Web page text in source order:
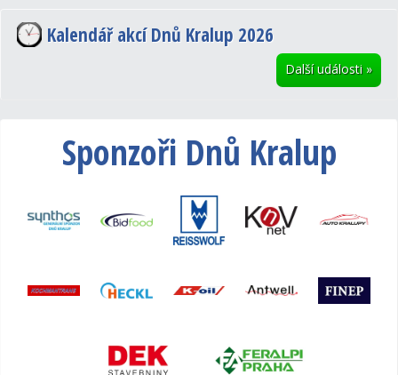
Kalendář akcí Dnů Kralup 2026
Další události »
Sponzoři Dnů Kralup